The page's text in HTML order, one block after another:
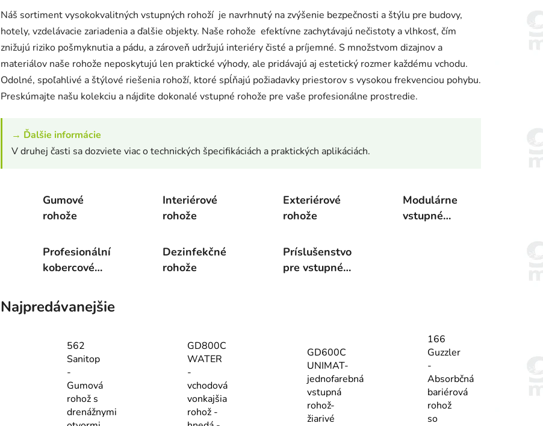
Náš sortiment vysokokvalitných vstupných rohoží je navrhnutý na zvýšenie bezpečnosti a štýlu pre budovy,
hotely, vzdelávacie zariadenia a ďalšie objekty. Naše rohože efektívne zachytávajú nečistoty a vlhkosť, čím
znižujú riziko pošmyknutia a pádu, a zároveň udržujú interiéry čisté a príjemné. S množstvom dizajnov a
materiálov naše rohože neposkytujú len praktické výhody, ale pridávajú aj estetický rozmer každému vchodu.
Odolné, spoľahlivé a štýlové riešenia rohoží, ktoré spĺňajú požiadavky priestorov s vysokou frekvenciou pohybu.
Preskúmajte našu kolekciu a nájdite dokonalé vstupné rohože pre vaše profesionálne prostredie.
→ Ďalšie informácie
V druhej časti sa dozviete viac o technických špecifikáciách a praktických aplikáciách.
Gumové
rohože
Interiérové
rohože
Exteriérové
rohože
Modulárne
vstupné
Profesionální
kobercové
Dezinfekčné
rohože
Príslušenstvo
pre vstupné
Najpredávanejšie
562
Sanitop
-
Gumová
rohož s
drenážnymi
GD800C
WATER
-
vchodová
vonkajšia
rohož -
GD600C
UNIMAT-
jednofarebná
vstupná
rohož-
žiarivé
166
Guzzler
-
Absorbčná
bariérová
rohož
so